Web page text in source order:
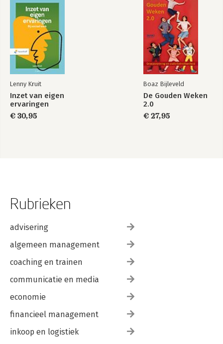
Lenny Kruit
Inzet van eigen
ervaringen
€ 30,95
Boaz Bijleveld
De Gouden Weken
2.0
€ 27,95
Rubrieken
advisering
algemeen management
coaching en trainen
communicatie en media
economie
financieel management
inkoop en logistiek